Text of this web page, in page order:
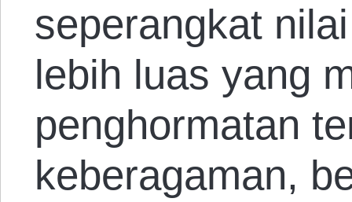
seperangkat
lebih luas yang
penghormatan
keberagaman,